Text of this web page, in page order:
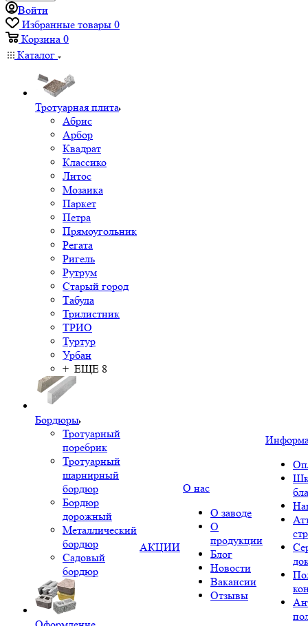
Войти
Избранные товары 0
Корзина 0
Каталог
Тротуарная плита
Абрис
Арбор
Квадрат
Классико
Литос
Мозаика
Паркет
Петра
Прямоугольник
Регата
Ригель
Рутрум
Старый город
Табула
Трилистник
ТРИО
Туртур
Урбан
+ ЕЩЕ 8
Бордюры
Тротуарный
поребрик
Тротуарный
шарнирный
бордюр
Бордюр
дорожный
Металлический
бордюр
Садовый
бордюр
АКЦИИ
О нас
О заводе
О
продукции
Блог
Новости
Вакансии
Отзывы